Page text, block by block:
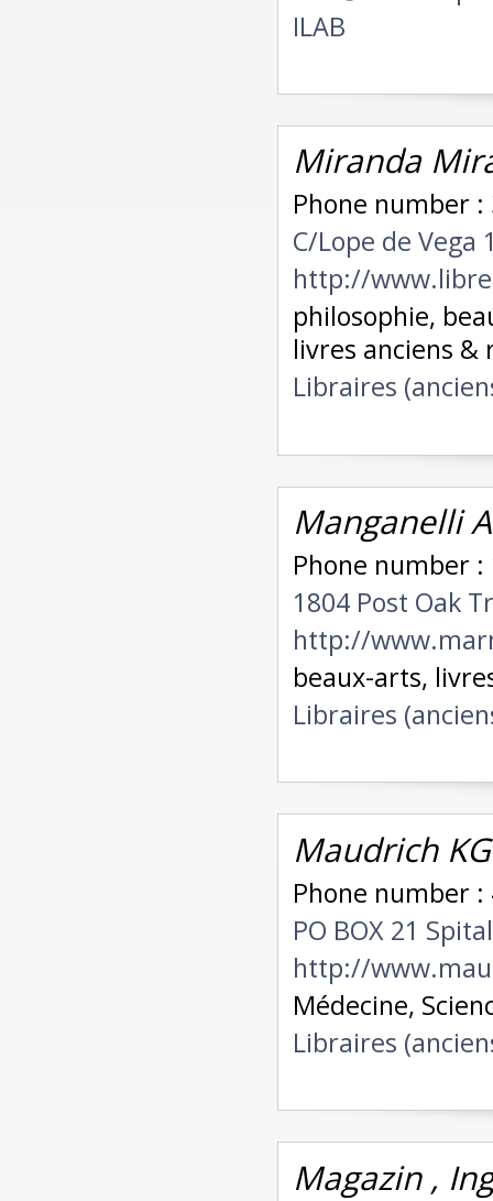
ILAB
Miranda
Phone number :
C/Lope de Vega
http://
philosophie,
livres anciens &
Libraires
Manganelli
Phone number :
1804 Post Oak
http://
beaux-arts,
Libraires
Maudrich
Phone number :
PO BOX 21
http://
Médecine,
Libraires
Magazin ,